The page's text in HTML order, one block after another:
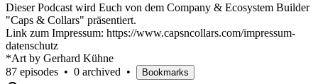
Dieser Podcast wird Euch von dem Company & Ecosystem Builder
"Caps & Collars" präsentiert.
Link zum Impressum: https://www.capsncollars.com/impressum-
datenschutz
*Art by Gerhard Kühne
87 episodes • 0 archived • Bookmarks